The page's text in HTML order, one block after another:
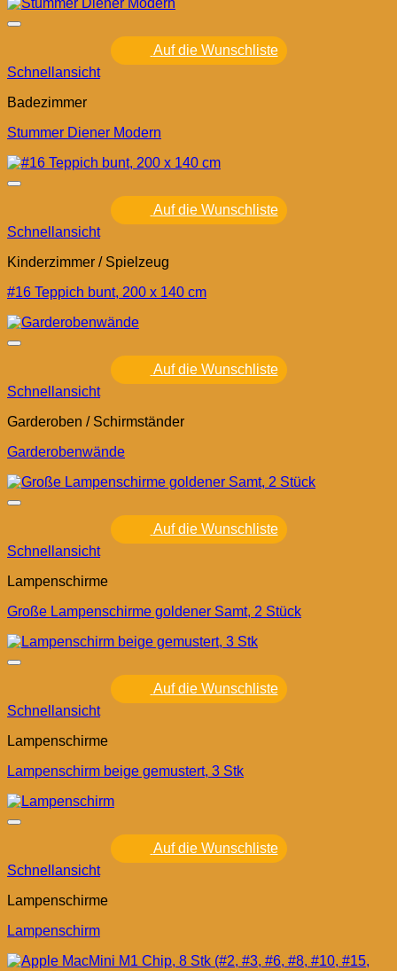
Auf die Wunschliste
Schnellansicht
Badezimmer
Stummer Diener Modern
Auf die Wunschliste
Schnellansicht
Kinderzimmer / Spielzeug
#16 Teppich bunt, 200 x 140 cm
Auf die Wunschliste
Schnellansicht
Garderoben / Schirmständer
Garderobenwände
Auf die Wunschliste
Schnellansicht
Lampenschirme
Große Lampenschirme goldener Samt, 2 Stück
Auf die Wunschliste
Schnellansicht
Lampenschirme
Lampenschirm beige gemustert, 3 Stk
Auf die Wunschliste
Schnellansicht
Lampenschirme
Lampenschirm